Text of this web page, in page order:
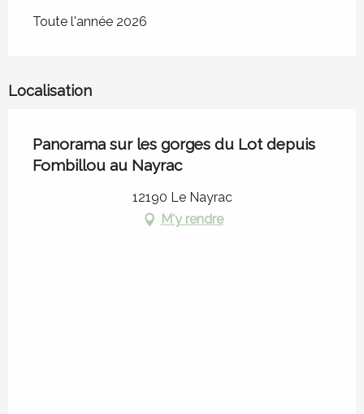
Toute l'année 2026
Localisation
Panorama sur les gorges du Lot depuis
Fombillou au Nayrac
12190 Le Nayrac
M'y rendre